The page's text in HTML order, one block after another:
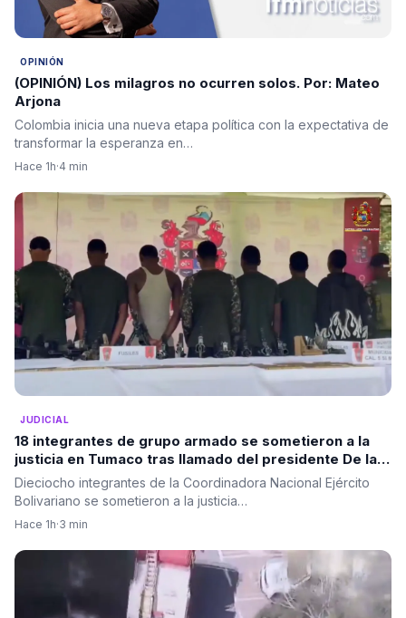
OPINIÓN
(OPINIÓN) Los milagros no ocurren solos. Por: Mateo
Arjona
Colombia inicia una nueva etapa política con la expectativa de
transformar la esperanza en…
Hace 1h·4 min
JUDICIAL
18 integrantes de grupo armado se sometieron a la
justicia en Tumaco tras llamado del presidente De la
Espriella
Dieciocho integrantes de la Coordinadora Nacional Ejército
Bolivariano se sometieron a la justicia…
Hace 1h·3 min